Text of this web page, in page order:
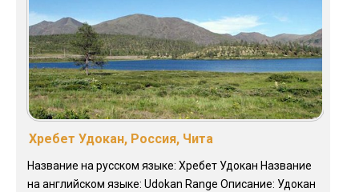
Хребет Удокан, Россия, Чита
Название на русском языке: Хребет Удокан Название
на английском языке: Udokan Range Описание: Удокан